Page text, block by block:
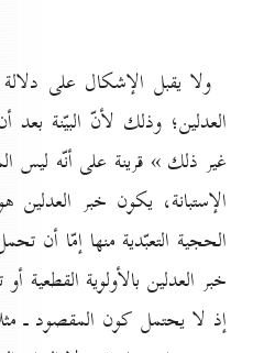
ولا يقبل الإشكال على
العدلين؛ وذلك لأنّ البيّنة
غير ذلك » قرينة على أنّه ليس
الإستبانة، يكون خبر العدلين
الحجية التعبّدية منها إمّا أن
خبر العدلين بالأولوية
إذ لا يحتمل كون المقصود ـ